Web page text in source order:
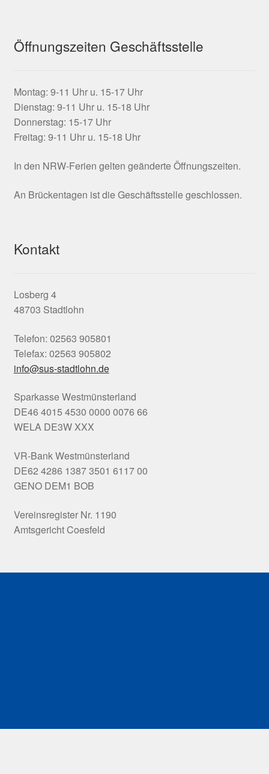
Öffnungszeiten Geschäftsstelle
Montag: 9-11 Uhr u. 15-17 Uhr
Dienstag: 9-11 Uhr u. 15-18 Uhr
Donnerstag: 15-17 Uhr
Freitag: 9-11 Uhr u. 15-18 Uhr
In den NRW-Ferien gelten geänderte Öffnungszeiten.
An Brückentagen ist die Geschäftsstelle geschlossen.
Kontakt
Losberg 4
48703 Stadtlohn
Telefon: 02563 905801
Telefax: 02563 905802
info@sus-stadtlohn.de
Sparkasse Westmünsterland
DE46 4015 4530 0000 0076 66
WELA DE3W XXX
VR-Bank Westmünsterland
DE62 4286 1387 3501 6117 00
GENO DEM1 BOB
Vereinsregister Nr. 1190
Amtsgericht Coesfeld